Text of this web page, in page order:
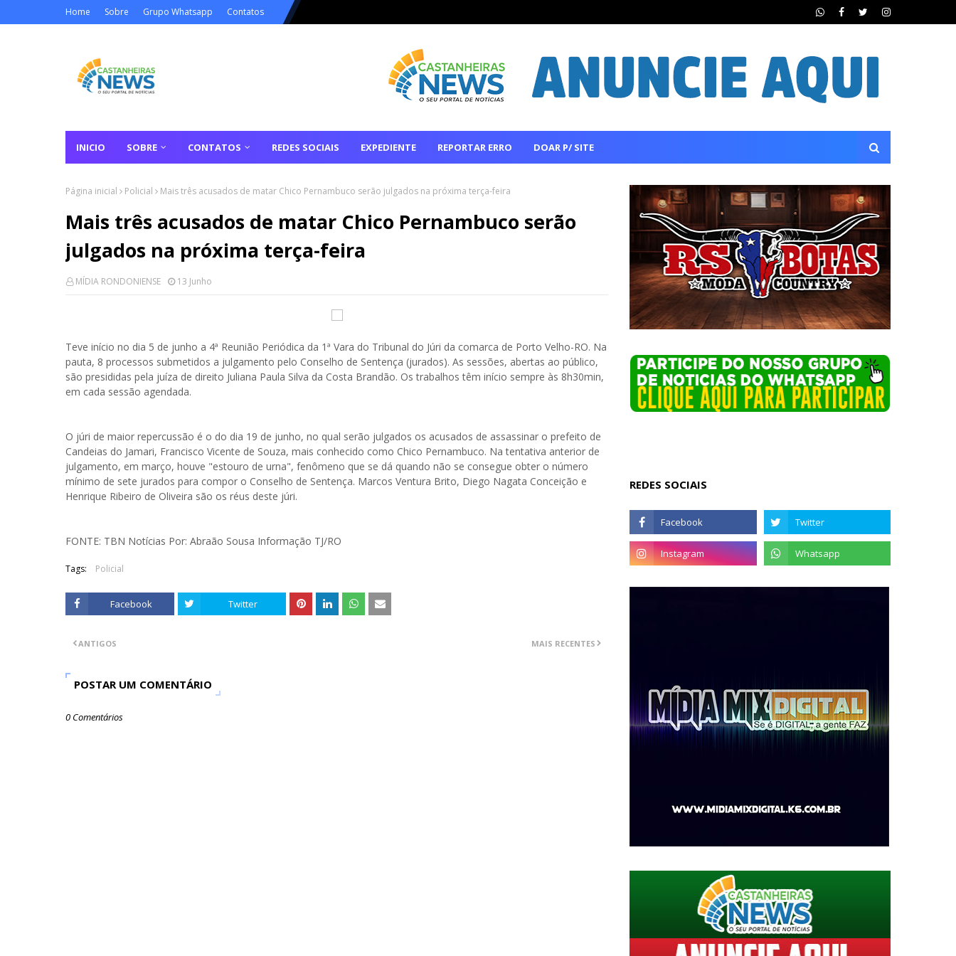
Home Sobre Grupo Whatsapp Contatos
INICIO SOBRE CONTATOS REDES SOCIAIS EXPEDIENTE REPORTAR ERRO DOAR P/ SITE
Página inicial Policial Mais três acusados de matar Chico Pernambuco serão julgados na próxima terça-feira
Mais três acusados de matar Chico Pernambuco serão
julgados na próxima terça-feira
MÍDIA RONDONIENSE 13 Junho
Teve início no dia 5 de junho a 4ª Reunião Periódica da 1ª Vara do Tribunal do Júri da comarca de Porto Velho-RO. Na
pauta, 8 processos submetidos a julgamento pelo Conselho de Sentença (jurados). As sessões, abertas ao público,
são presididas pela juíza de direito Juliana Paula Silva da Costa Brandão. Os trabalhos têm início sempre às 8h30min,
em cada sessão agendada.
O júri de maior repercussão é o do dia 19 de junho, no qual serão julgados os acusados de assassinar o prefeito de
Candeias do Jamari, Francisco Vicente de Souza, mais conhecido como Chico Pernambuco. Na tentativa anterior de
julgamento, em março, houve "estouro de urna", fenômeno que se dá quando não se consegue obter o número
mínimo de sete jurados para compor o Conselho de Sentença. Marcos Ventura Brito, Diego Nagata Conceição e
Henrique Ribeiro de Oliveira são os réus deste júri.
FONTE: TBN Notícias Por: Abraão Sousa Informação TJ/RO
Tags: Policial
Facebook Twitter
MAIS RECENTES
ANTIGOS
POSTAR UM COMENTÁRIO
0 Comentários
REDES SOCIAIS